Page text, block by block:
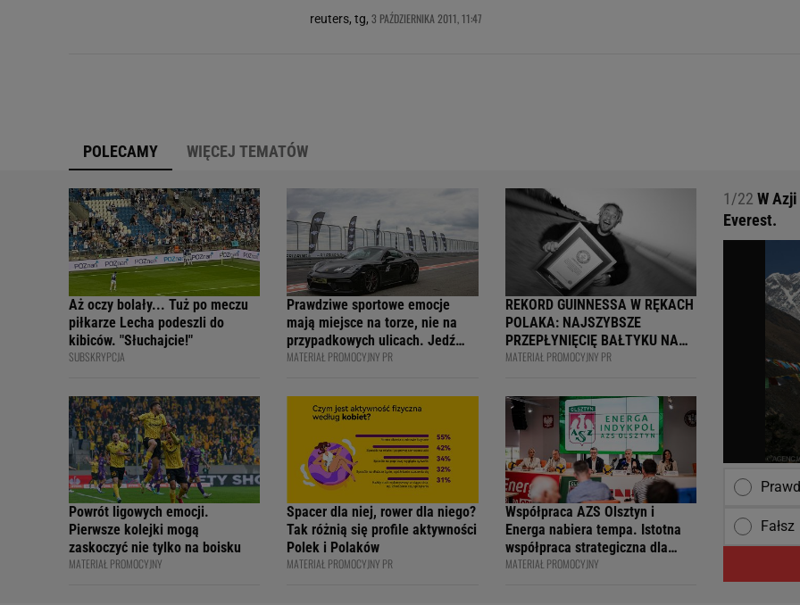
reuters, tg, 3 PAŹDZIERNIKA 2011, 11:47
POLECAMY WIĘCEJ TEMATÓW
Aż oczy bolały... Tuż po meczu
piłkarze Lecha podeszli do
kibiców. "Słuchajcie!"
SUBSKRYPCJA
Prawdziwe sportowe emocje
mają miejsce na torze, nie na
przypadkowych ulicach. Jedź
bezpiecznie - apelują
internetowi twórcy na 4F Racing
Academy
MATERIAŁ PROMOCYJNY PR
REKORD GUINNESSA W RĘKACH
POLAKA: NAJSZYBSZE
PRZEPŁYNIĘCIĘ BAŁTYKU NA
DESCE WINDSURFINGOWEJ -
KSIĘGI
MATERIAŁ PROMOCYJNY PR
Powrót ligowych emocji.
Pierwsze kolejki mogą
zaskoczyć nie tylko na boisku
MATERIAŁ PROMOCYJNY
Spacer dla niej, rower dla niego?
Tak różnią się profile aktywności
Polek i Polaków
MATERIAŁ PROMOCYJNY PR
Współpraca AZS Olsztyn i
Energa nabiera tempa. Istotna
współpraca strategiczna dla
siatkarskiego klubu i marki
MATERIAŁ PROMOCYJNY
1/22 W
Everest.
Fałsz